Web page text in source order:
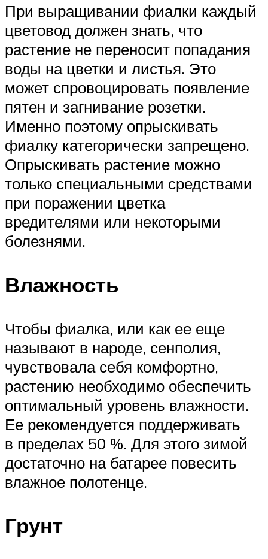
При выращивании фиалки каждый
цветовод должен знать, что
растение не переносит попадания
воды на цветки и листья. Это
может спровоцировать появление
пятен и загнивание розетки.
Именно поэтому опрыскивать
фиалку категорически запрещено.
Опрыскивать растение можно
только специальными средствами
при поражении цветка
вредителями или некоторыми
болезнями.
Влажность
Чтобы фиалка, или как ее еще
называют в народе, сенполия,
чувствовала себя комфортно,
растению необходимо обеспечить
оптимальный уровень влажности.
Ее рекомендуется поддерживать
в пределах 50 %. Для этого зимой
достаточно на батарее повесить
влажное полотенце.
Грунт